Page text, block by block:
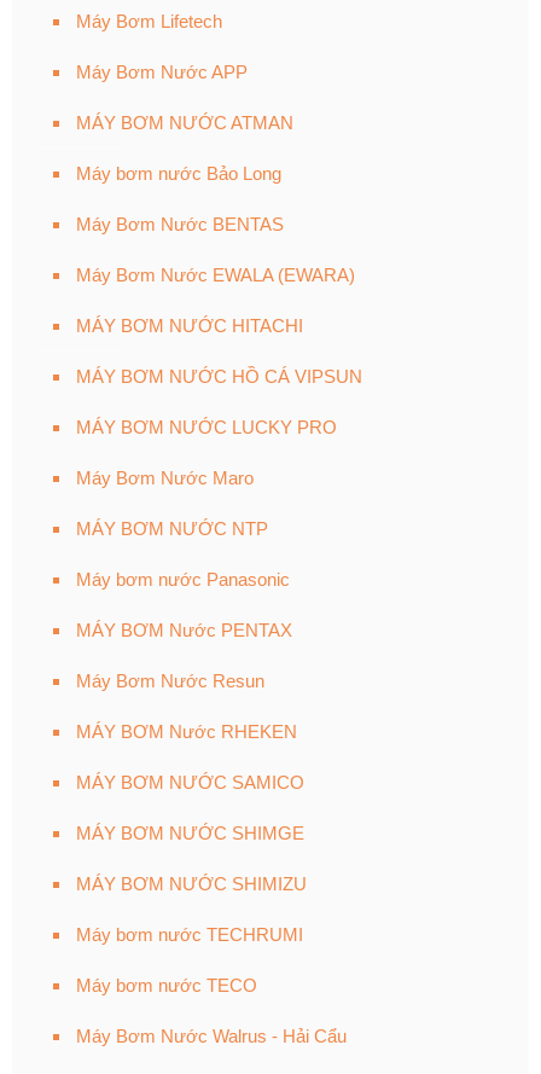
Máy Bơm Lifetech
Máy Bơm Nước APP
MÁY BƠM NƯỚC ATMAN
Máy bơm nước Bảo Long
Máy Bơm Nước BENTAS
Máy Bơm Nước EWALA (EWARA)
MÁY BƠM NƯỚC HITACHI
MÁY BƠM NƯỚC HỒ CÁ VIPSUN
MÁY BƠM NƯỚC LUCKY PRO
Máy Bơm Nước Maro
MÁY BƠM NƯỚC NTP
Máy bơm nước Panasonic
MÁY BƠM Nước PENTAX
Máy Bơm Nước Resun
MÁY BƠM Nước RHEKEN
MÁY BƠM NƯỚC SAMICO
MÁY BƠM NƯỚC SHIMGE
MÁY BƠM NƯỚC SHIMIZU
Máy bơm nước TECHRUMI
Máy bơm nước TECO
Máy Bơm Nước Walrus - Hải Cẩu